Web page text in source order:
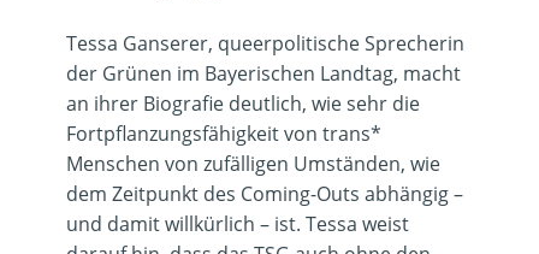
Tessa Ganserer, queerpolitische Sprecherin
der Grünen im Bayerischen Landtag, macht
an ihrer Biografie deutlich, wie sehr die
Fortpflanzungsfähigkeit von trans*
Menschen von zufälligen Umständen, wie
dem Zeitpunkt des Coming-Outs abhängig –
und damit willkürlich – ist. Tessa weist